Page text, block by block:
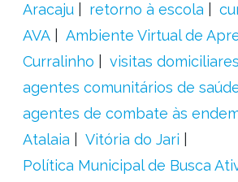
Aracaju
retorno à escola
AVA
Ambiente Virtual de
Curralinho
visitas domiciliares
agentes comunitários de
agentes de combate às
Atalaia
Vitória do Jari
Política Municipal de Busca